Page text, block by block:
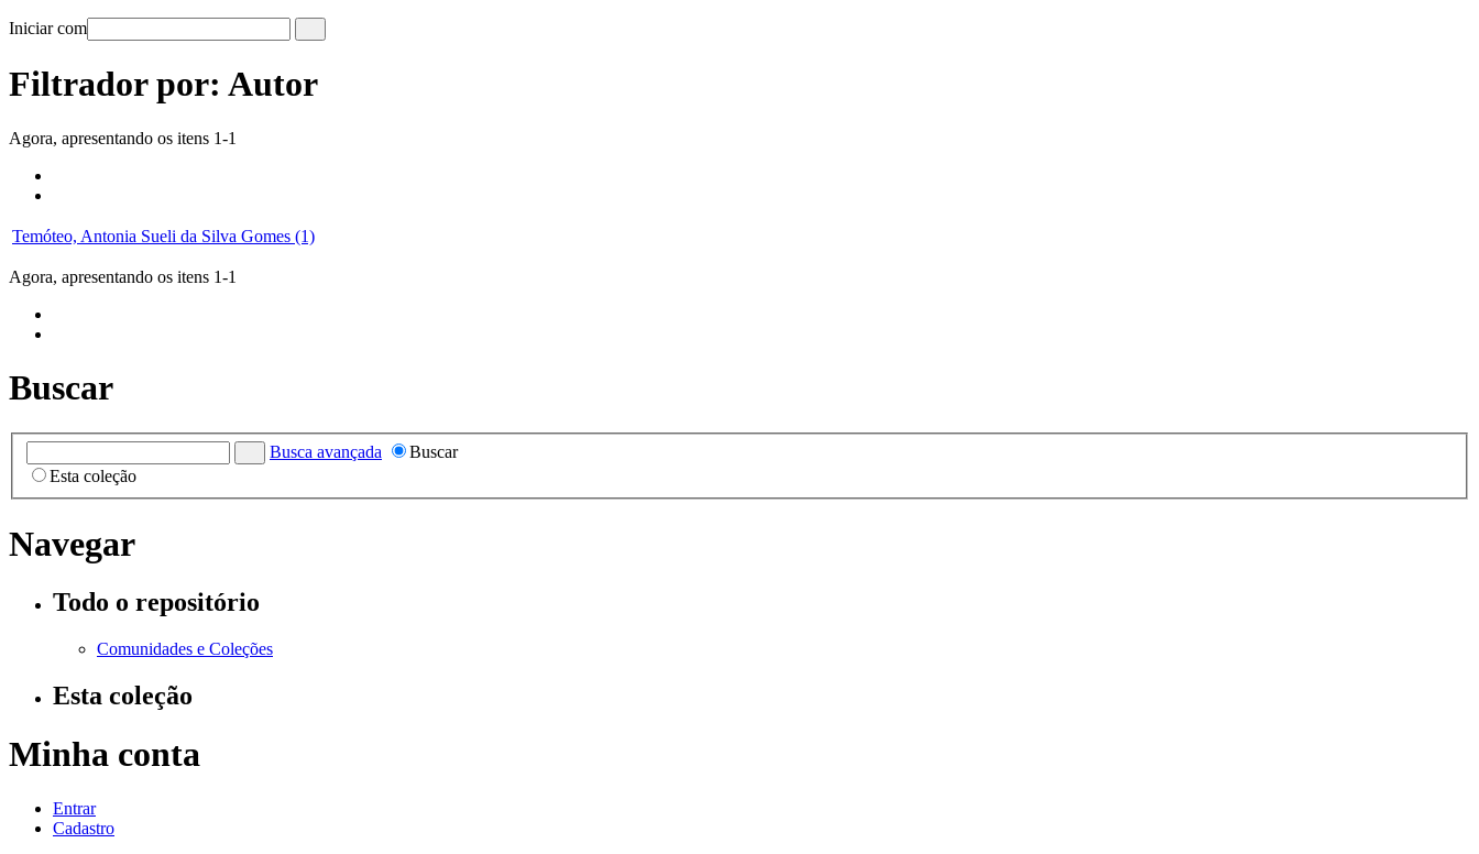
Iniciar com
Filtrador por: Autor
Agora, apresentando os itens 1-1
Temóteo, Antonia Sueli da Silva Gomes (1)
Agora, apresentando os itens 1-1
Buscar
Busca avançada
Buscar
Esta coleção
Navegar
Todo o repositório
Comunidades e Coleções
Esta coleção
Minha conta
Entrar
Cadastro